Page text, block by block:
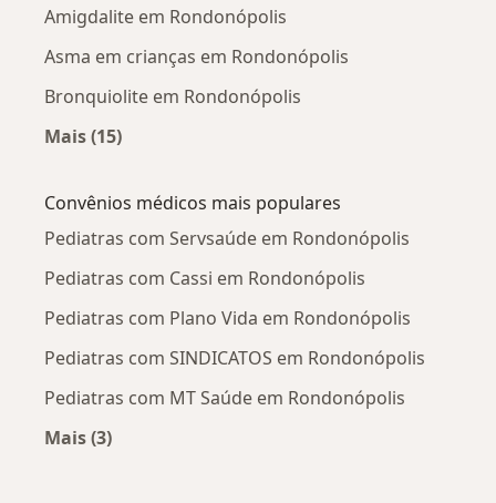
Amigdalite em Rondonópolis
Asma em crianças em Rondonópolis
Bronquiolite em Rondonópolis
Mais (15)
Convênios médicos mais populares
Pediatras com Servsaúde em Rondonópolis
Pediatras com Cassi em Rondonópolis
Pediatras com Plano Vida em Rondonópolis
Pediatras com SINDICATOS em Rondonópolis
Pediatras com MT Saúde em Rondonópolis
Mais (3)